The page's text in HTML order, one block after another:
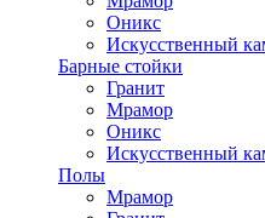
Оникс
Искусственный
Барные стойки
Гранит
Мрамор
Оникс
Искусственный
Полы
Мрамор